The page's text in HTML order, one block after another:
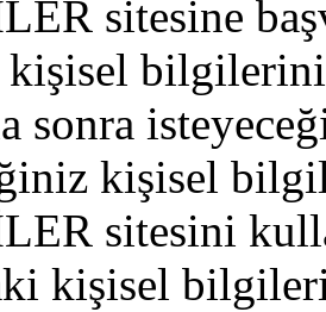
sitesine
kişisel
sonra
kişisel
sitesini
kişisel